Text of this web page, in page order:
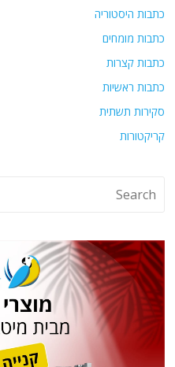
כתבות היסטוריה
כתבות מומחים
כתבות קצרות
כתבות ראשיות
סקירות תשתית
קריקטורות